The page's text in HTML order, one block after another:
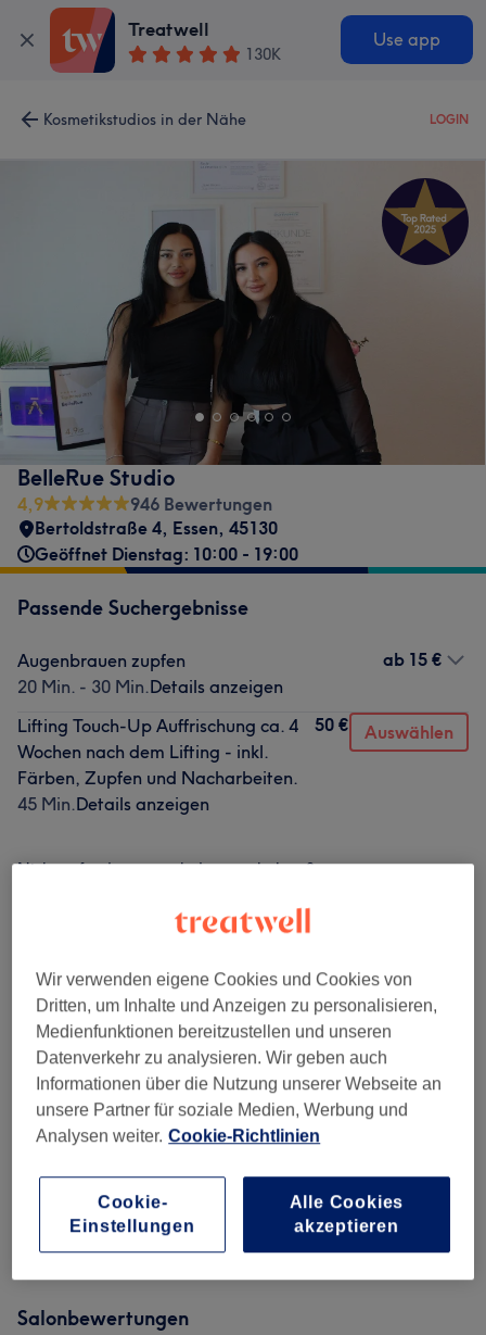
Treatwell
130K
Use app
Kosmetikstudios in der Nähe LOGIN
BelleRue Studio
4,9
946 Bewertungen
Bertoldstraße 4, Essen, 45130
Geöffnet Dienstag: 10:00 - 19:00
Passende Suchergebnisse
Augenbrauen zupfen
20 Min. - 30 Min.Details anzeigen
ab 15 €
Lifting Touch-Up Auffrischung ca. 4
Wochen nach dem Lifting - inkl.
Färben, Zupfen und Nacharbeiten.
45 Min.Details anzeigen
50 € Auswählen
Nicht gefunden wonach du gesucht hast?
Augenbrauen (2) ab 50 €
Wimpern (1)
Wimpernverlängerungen 9)
Gesichtsbehandlungen (2 ab 79 €
Augenbrauen & Wimpernbehandlungen (3) ab 15 €
Salonbewertungen
Wir verwenden eigene Cookies und Cookies von
Dritten, um Inhalte und Anzeigen zu personalisieren,
Medienfunktionen bereitzustellen und unseren
Datenverkehr zu analysieren. Wir geben auch
Informationen über die Nutzung unserer Webseite an
unsere Partner für soziale Medien, Werbung und
Analysen weiter. Cookie-Richtlinien
Cookie-
Einstellungen
Alle Cookies
akzeptieren